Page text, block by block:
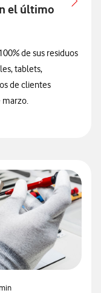
el último
de sus residuos
tablets,
de clientes
marzo.